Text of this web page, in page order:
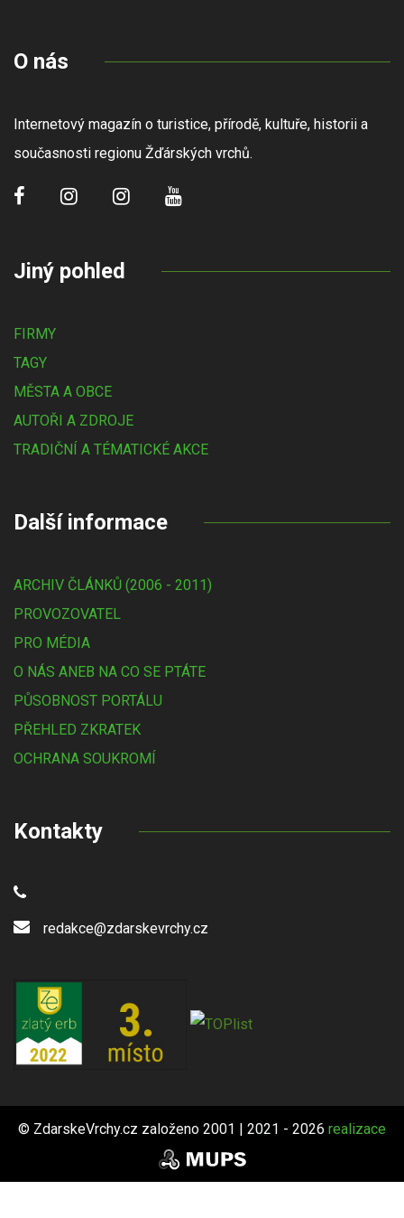
O nás
Internetový magazín o turistice, přírodě, kultuře, historii a
současnosti regionu Žďárských vrchů.
Jiný pohled
FIRMY
TAGY
MĚSTA A OBCE
AUTOŘI A ZDROJE
TRADIČNÍ A TÉMATICKÉ AKCE
Další informace
ARCHIV ČLÁNKŮ (2006 - 2011)
PROVOZOVATEL
PRO MÉDIA
O NÁS ANEB NA CO SE PTÁTE
PŮSOBNOST PORTÁLU
PŘEHLED ZKRATEK
OCHRANA SOUKROMÍ
Kontakty
redakce@zdarskevrchy.cz
© ZdarskeVrchy.cz založeno 2001 | 2021 - 2026 realizace